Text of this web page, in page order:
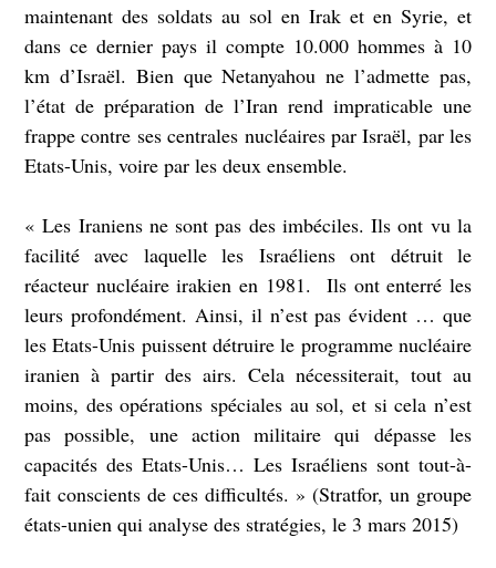
maintenant des soldats au sol en Irak et en Syrie, et
dans ce dernier pays il compte 10.000 hommes à 10
km d’Israël. Bien que Netanyahou ne l’admette pas,
l’état de préparation de l’Iran rend impraticable une
frappe contre ses centrales nucléaires par Israël, par les
Etats-Unis, voire par les deux ensemble.
« Les Iraniens ne sont pas des imbéciles. Ils ont vu la
facilité avec laquelle les Israéliens ont détruit le
réacteur nucléaire irakien en 1981. Ils ont enterré les
leurs profondément. Ainsi, il n’est pas évident … que
les Etats-Unis puissent détruire le programme nucléaire
iranien à partir des airs. Cela nécessiterait, tout au
moins, des opérations spéciales au sol, et si cela n’est
pas possible, une action militaire qui dépasse les
capacités des Etats-Unis… Les Israéliens sont tout-à-
fait conscients de ces difficultés. » (Stratfor, un groupe
états-unien qui analyse des stratégies, le 3 mars 2015)